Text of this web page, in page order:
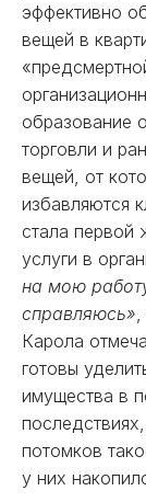
эффективно
вещей в
образование
торговли и
вещей, от
избавляются
стала
услуги в
на мою
справляюсь»,
Карола
готовы
имущества в
потомков
у них